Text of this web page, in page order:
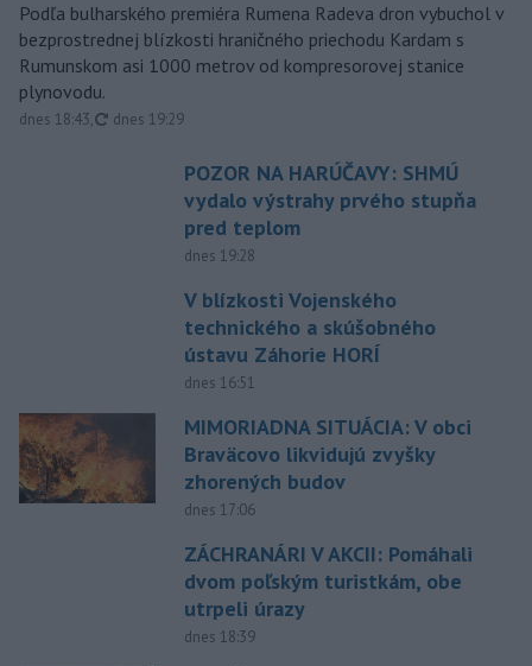
Podľa bulharského premiéra Rumena Radeva dron vybuchol v
bezprostrednej blízkosti hraničného priechodu Kardam s
Rumunskom asi 1000 metrov od kompresorovej stanice
plynovodu.
dnes 18:43, aktualizované
dnes 19:29
POZOR NA HARÚČAVY: SHMÚ
vydalo výstrahy prvého stupňa
pred teplom
dnes 19:28
V blízkosti Vojenského
technického a skúšobného
ústavu Záhorie HORÍ
dnes 16:51
MIMORIADNA SITUÁCIA: V obci
Braväcovo likvidujú zvyšky
zhorených budov
dnes 17:06
ZÁCHRANÁRI V AKCII: Pomáhali
dvom poľským turistkám, obe
utrpeli úrazy
dnes 18:39